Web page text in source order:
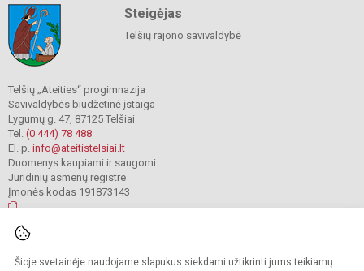
Šioje svetainėje naudojame slapukus siekdami užtikrinti jums teikiamų
Steigėjas
Telšių rajono savivaldybė
Telšių „Ateities“ progimnazija
Savivaldybės biudžetinė įstaiga
Lygumų g. 47, 87125 Telšiai
Tel. (0 444) 78 488
El. p. info@ateitistelsiai.lt
Duomenys kaupiami ir saugomi
Juridinių asmenų registre
Įmonės kodas 191873143
Kopijuoti turinį be raštiško progimnazijos administracijos sutikimo griežtai